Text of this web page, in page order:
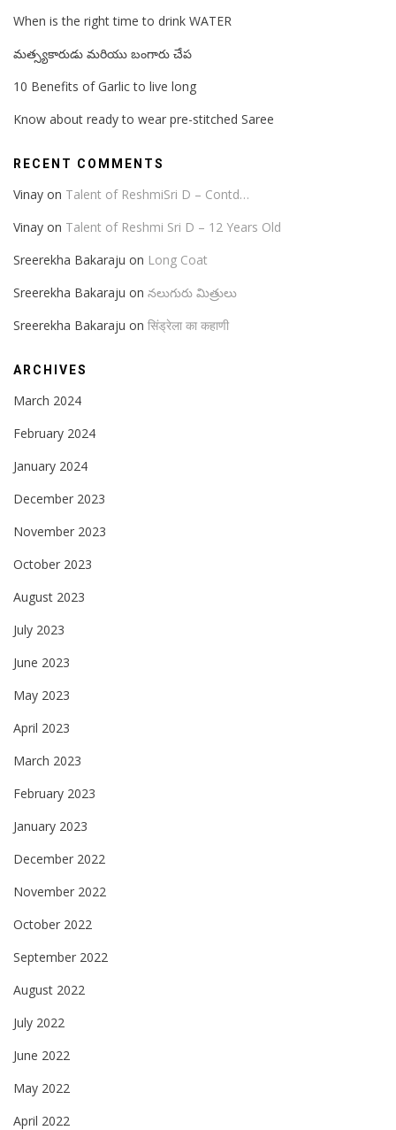
When is the right time to drink WATER
మత్స్యకారుడు మరియు బంగారు చేప
10 Benefits of Garlic to live long
Know about ready to wear pre-stitched Saree
RECENT COMMENTS
Vinay on Talent of ReshmiSri D – Contd…
Vinay on Talent of Reshmi Sri D – 12 Years Old
Sreerekha Bakaraju on Long Coat
Sreerekha Bakaraju on నలుగురు మిత్రులు
Sreerekha Bakaraju on सिंड्रेला का कहाणी
ARCHIVES
March 2024
February 2024
January 2024
December 2023
November 2023
October 2023
August 2023
July 2023
June 2023
May 2023
April 2023
March 2023
February 2023
January 2023
December 2022
November 2022
October 2022
September 2022
August 2022
July 2022
June 2022
May 2022
April 2022